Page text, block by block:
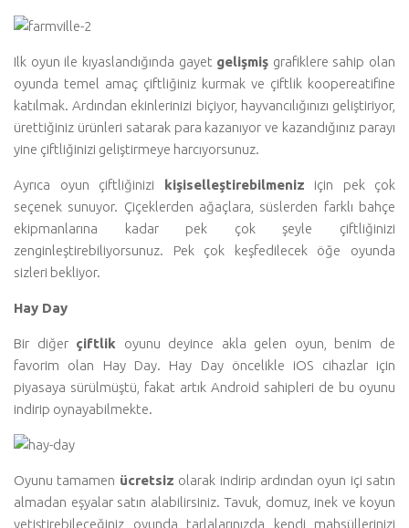
Ilk oyun ile kıyaslandığında gayet gelişmiş grafiklere sahip olan
oyunda temel amaç çiftliğiniz kurmak ve çiftlik koopereatifine
katılmak. Ardından ekinlerinizi biçiyor, hayvancılığınızı geliştiriyor,
ürettiğiniz ürünleri satarak para kazanıyor ve kazandığınız parayı
yine çiftliğinizi geliştirmeye harcıyorsunuz.
Ayrıca oyun çiftliğinizi kişiselleştirebilmeniz için pek çok
seçenek sunuyor. Çiçeklerden ağaçlara, süslerden farklı bahçe
ekipmanlarına kadar pek çok şeyle çiftliğinizi
zenginleştirebiliyorsunuz. Pek çok keşfedilecek öğe oyunda
sizleri bekliyor.
Hay Day
Bir diğer çiftlik oyunu deyince akla gelen oyun, benim de
favorim olan Hay Day. Hay Day öncelikle iOS cihazlar için
piyasaya sürülmüştü, fakat artık Android sahipleri de bu oyunu
indirip oynayabilmekte.
Oyunu tamamen ücretsiz olarak indirip ardından oyun içi satın
almadan eşyalar satın alabilirsiniz. Tavuk, domuz, inek ve koyun
yetiştirebileceğiniz oyunda tarlalarınızda kendi mahsüllerinizi